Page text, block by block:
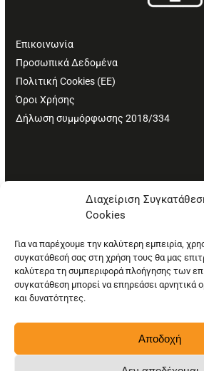
Διαχείριση
Cookies
Για να παρέχουμε την καλύτερη εμπειρία,
συγκατάθεσή σας στη χρήση τους θα μας
καλύτερα τη συμπεριφορά πλοήγησης των
συγκατάθεση μπορεί να επηρεάσει αρνητικά
και δυνατότητες.
Αποδοχή
Επικοινωνία
Προσωπικά Δεδομένα
Πολιτική Cookies (ΕΕ)
Όροι Χρήσης
Δήλωση συμμόρφωσης 2018/334
© Copyright: Ethos Media S.A.